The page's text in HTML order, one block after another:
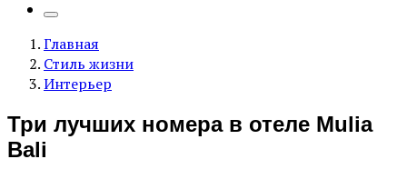
Главная
Стиль жизни
Интерьер
Три лучших номера в отеле Mulia
Bali